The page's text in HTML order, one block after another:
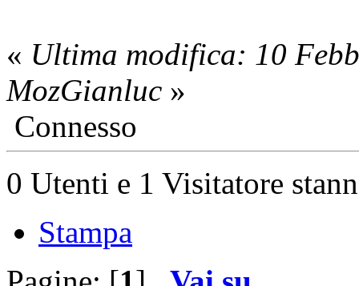
« Ultima modifica: 10
MozGianluc »
Connesso
0 Utenti e 1 Visitatore
Stampa